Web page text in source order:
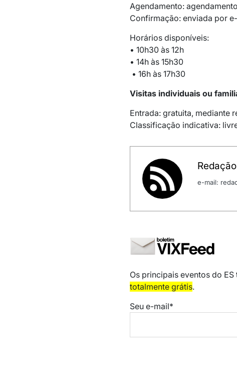
Agendamento:
Confirmação: enviada por
Horários disponíveis:
• 10h30 às 12h
• 14h às 15h30
• 16h às 17h30
Visitas individuais ou
Entrada: gratuita, mediante
Classificação indicativa:
e-mail:
Os principais eventos do
totalmente grátis.
Seu e-mail*